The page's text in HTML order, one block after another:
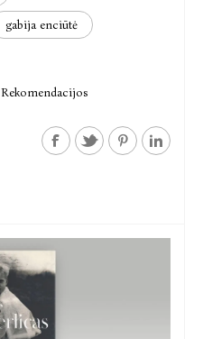
gabija enciūtė
Rekomendacijos